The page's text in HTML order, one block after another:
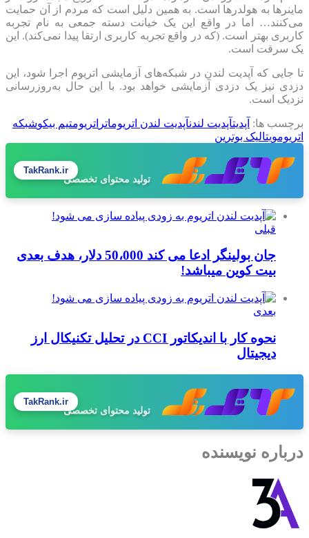
ماینرها به هولدرها است. به همین دلیل است که مردم از آن حمایت
می‌کنند… اما در واقع این یک خیانت دسته جمعی به نام تجربه
کاربری بهتر است. (که در واقع تجربه کاربری ارتقا پیدا نمی‌کند). این
یک سرقت است.
تا جایی که آپدیت لندن در شبکه‌های آزمایشی اتریوم اجرا شود، این
دزدی نیز یک دزدی آزمایشی خواهد بود. با این حال به‌روزرسانی
نزدیک است.
برچسب ها: آپدیتآپدیت لندنآپدیت لندن اتریوماتر اتریومتیم بیکوشبکه
اتریومویتالیک بوترین
طراحی سایت حرفه‌ای
TakRank.ir
قبلی
جان بولینگر ادعا می کند 50،000 دلار، هدف بعدی
بیت کوین میباشد!
بعدی
نحوه کار با اندیکاتور CCI در تحلیل تکنیکال ارز
دیجیتال
طراحی سایت حرفه‌ای
TakRank.ir
درباره نویسنده